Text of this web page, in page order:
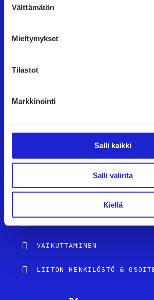
valinta
Välttämätön
Mieltymykset
Tilastot
Markkinointi
Salli kaikki
Salli valinta
Kiellä
Käyntiosoite:
AVOIMET TYÖPAIKAT
TULE JÄSENEKSI
TEKSTIILI- JA MUOTIALA
VAIKUTTAMINEN
LIITON HENKILÖSTÖ &